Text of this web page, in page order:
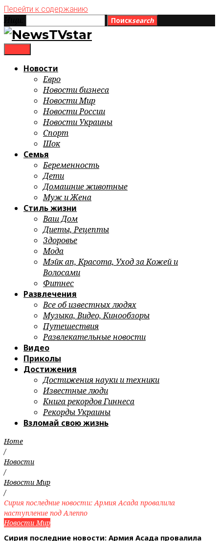
Перейти к содержанию
Поискsearch
Новости
Евро
Новости бизнеса
Новости Мир
Новости России
Новости Украины
Спорт
Шок
Семья
Беременность
Дети
Домашние животные
Муж и Жена
Стиль жизни
Ваш Дом
Диеты, Рецепты
Здоровье
Мода
Мэйк ап, Красота, Уход за Кожей и
Волосами
Фитнес
Развлечения
Все об известных людях
Музыка, Видео, Кинообзоры
Путешествия
Развлекательные новости
Видео
Приколы
Достижения
Достижения науки и техники
Известные люди
Книга рекордов Гиннеса
Рекорды Украины
Взломай свою жизнь
Home
/
Новости
/
Новости Мир
/
Сирия последние новости: Армия Асада провалила
наступление под Алеппо
Новости Мир
Сирия последние новости: Армия Асада провалила